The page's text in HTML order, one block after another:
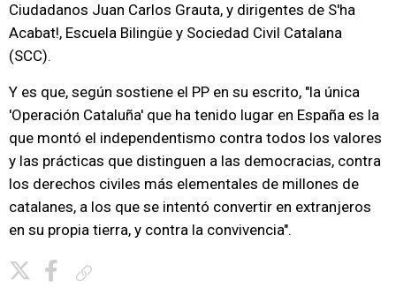
Ciudadanos Juan Carlos Grauta, y dirigentes de S'ha
Acabat!, Escuela Bilingüe y Sociedad Civil Catalana
(SCC).
Y es que, según sostiene el PP en su escrito, "la única
'Operación Cataluña' que ha tenido lugar en España es la
que montó el independentismo contra todos los valores
y las prácticas que distinguen a las democracias, contra
los derechos civiles más elementales de millones de
catalanes, a los que se intentó convertir en extranjeros
en su propia tierra, y contra la convivencia".